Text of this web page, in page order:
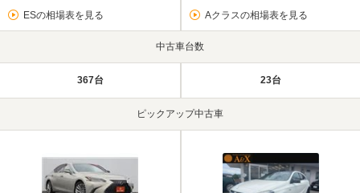
ESの相場表を見る Aクラスの相場表を見る
中古車台数
367台 23台
ピックアップ中古車